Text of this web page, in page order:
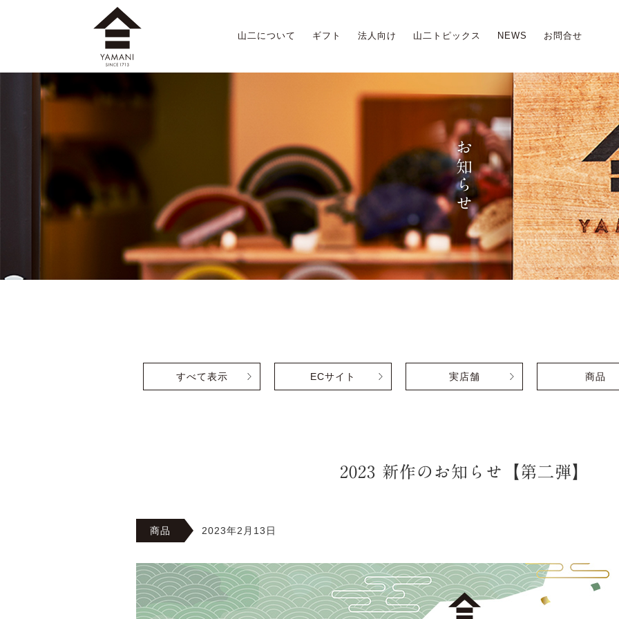
山二について
ギフト 法人向け 山二トピックス NEWS お問合せ
お知らせ
すべて表示 ECサイト 実店舗 商品
2023 新作のお知らせ【第二弾】
商品 2023年2月13日